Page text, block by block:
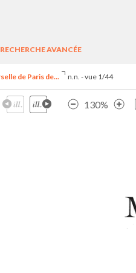
RECHERCHE AVANCÉE
de Paris de... n.n. - vue 1/44
130%